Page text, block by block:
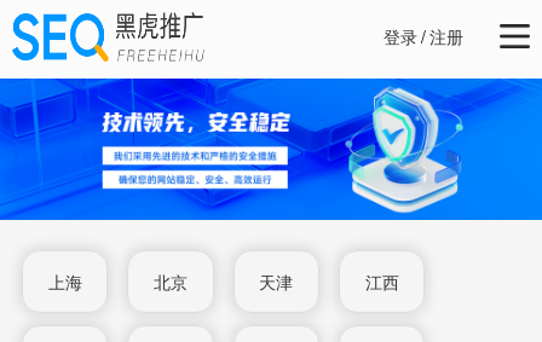
登录/注册
上海 北京 天津 江西